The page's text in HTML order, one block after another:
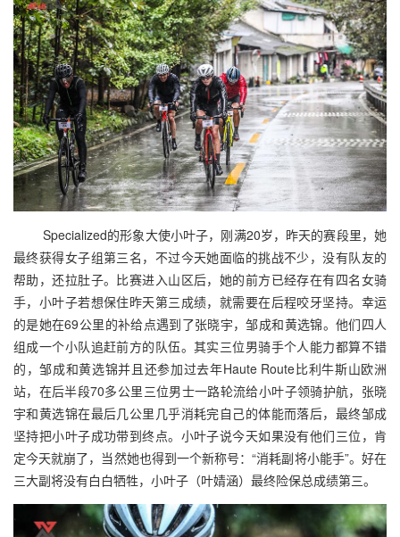
Specialized的形象大使小叶子，刚满20岁，昨天的赛段里，她
最终获得女子组第三名，不过今天她面临的挑战不少，没有队友的
帮助，还拉肚子。比赛进入山区后，她的前方已经存在有四名女骑
手，小叶子若想保住昨天第三成绩，就需要在后程咬牙坚持。幸运
的是她在69公里的补给点遇到了张晓宇，邹成和黄选锦。他们四人
组成一个小队追赶前方的队伍。其实三位男骑手个人能力都算不错
的，邹成和黄选锦并且还参加过去年Haute Route比利牛斯山欧洲
站，在后半段70多公里三位男士一路轮流给小叶子领骑护航，张晓
宇和黄选锦在最后几公里几乎消耗完自己的体能而落后，最终邹成
坚持把小叶子成功带到终点。小叶子说今天如果没有他们三位，肯
定今天就崩了，当然她也得到一个新称号：“消耗副将小能手”。好在
三大副将没有白白牺牲，小叶子（叶婧涵）最终险保总成绩第三。